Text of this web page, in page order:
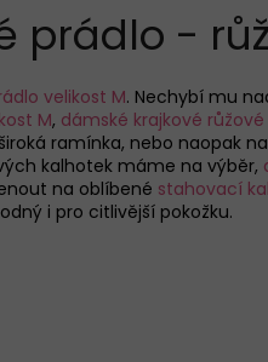
prádlo -
velikost M. Nechybí mu
M, dámské krajkové
ramínka, nebo naopak
kalhotek máme na výběr,
na oblíbené stahovací
i pro citlivější pokožku.